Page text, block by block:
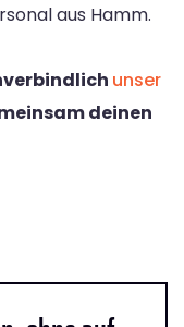
aus Hamm.
unser
deinen